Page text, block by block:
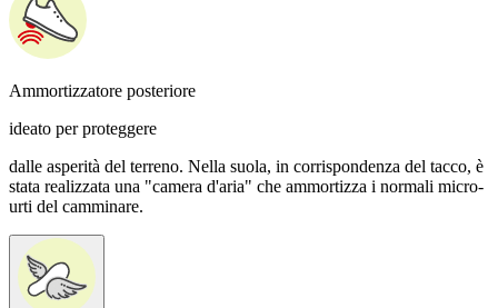
Ammortizzatore posteriore
ideato per proteggere
dalle asperità del terreno. Nella suola, in corrispondenza del tacco, è
stata realizzata una "camera d'aria" che ammortizza i normali micro-
urti del camminare.